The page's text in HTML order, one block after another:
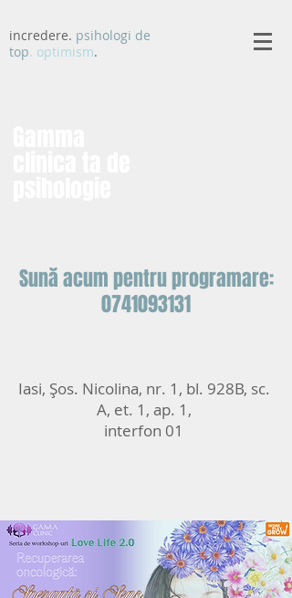
incredere. psihologi de
top. optimism.
Sună acum pentru programare:
0741093131
Iasi, Șos. Nicolina, nr. 1, bl. 928B, sc.
A, et. 1, ap. 1,
interfon 01